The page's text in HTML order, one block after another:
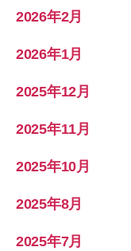
2026年2月
2026年1月
2025年12月
2025年11月
2025年10月
2025年8月
2025年7月